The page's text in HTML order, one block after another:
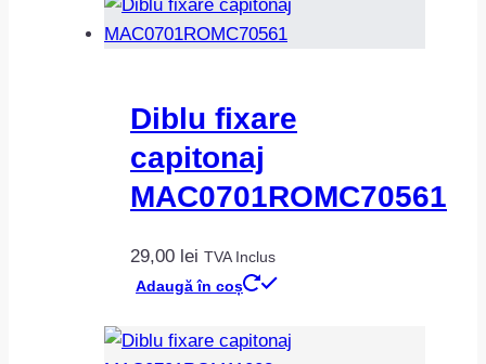
Diblu fixare
capitonaj
MAC0701ROMC70561
29,00 lei TVA Inclus
Adaugă în coș